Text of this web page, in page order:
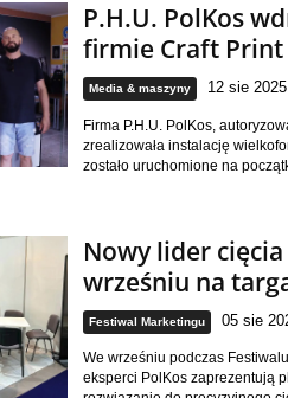
P.H.U. PolKos
firmie Craft Print
Media & maszyny 12 sie 2025
Firma P.H.U. PolKos,
zrealizowała instalację
zostało uruchomione na
Nowy lider
wrześniu na
Festiwal Marketingu 05 sie
We wrześniu podczas
eksperci PolKos zaprezentują